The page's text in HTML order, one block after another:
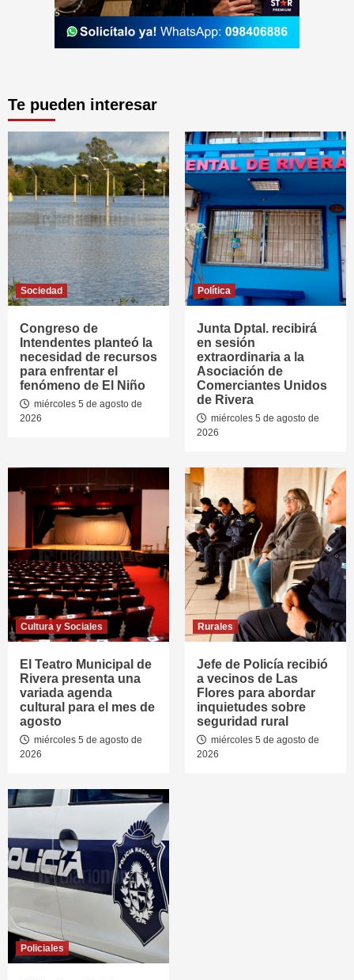
Te pueden interesar
Sociedad
Congreso de
Intendentes planteó la
necesidad de recursos
para enfrentar el
fenómeno de El Niño
miércoles 5 de agosto de
2026
Política
Junta Dptal. recibirá
en sesión
extraordinaria a la
Asociación de
Comerciantes Unidos
de Rivera
miércoles 5 de agosto de
2026
Cultura y Sociales
El Teatro Municipal de
Rivera presenta una
variada agenda
cultural para el mes de
agosto
miércoles 5 de agosto de
2026
Rurales
Jefe de Policía recibió
a vecinos de Las
Flores para abordar
inquietudes sobre
seguridad rural
miércoles 5 de agosto de
2026
Policiales